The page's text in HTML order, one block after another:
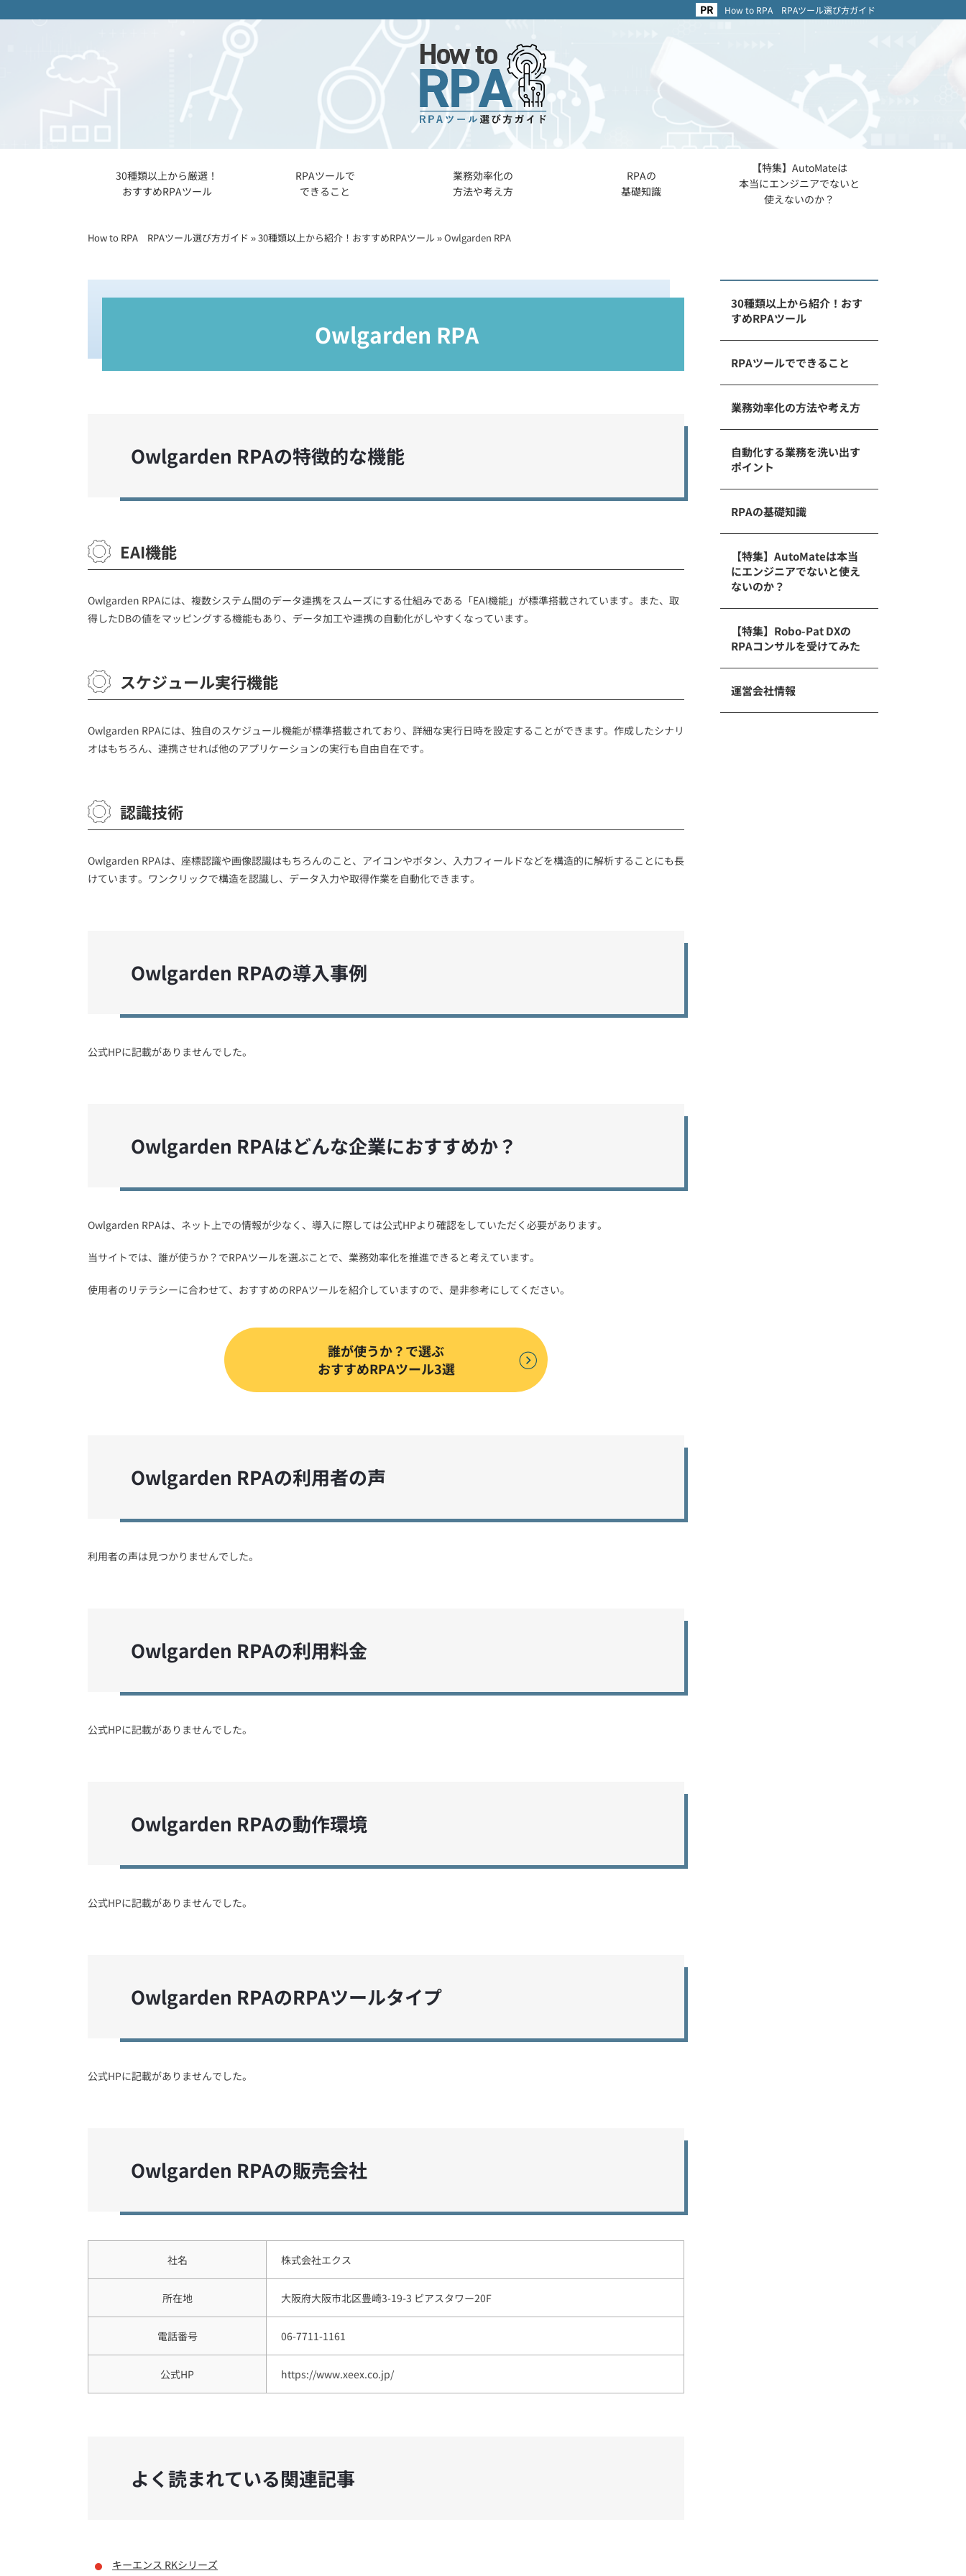
How to RPA RPAツール選び方ガイド
30種類以上から厳選！
おすすめRPAツール
RPAツールで
できること
業務効率化の
方法や考え方
RPAの
基礎知識
【特集】AutoMateは
本当にエンジニアでないと
使えないのか？
How to RPA RPAツール選び方ガイド »30種類以上から紹介！おすすめRPAツール»Owlgarden RPA
Owlgarden RPA
Owlgarden RPAの特徴的な機能
EAI機能
Owlgarden RPAには、複数システム間のデータ連携をスムーズにする仕組みである「EAI機能」が標準搭載されています。また、取
得したDBの値をマッピングする機能もあり、データ加工や連携の自動化がしやすくなっています。
スケジュール実行機能
Owlgarden RPAには、独自のスケジュール機能が標準搭載されており、詳細な実行日時を設定することができます。作成したシナリ
オはもちろん、連携させれば他のアプリケーションの実行も自由自在です。
認識技術
Owlgarden RPAは、座標認識や画像認識はもちろんのこと、アイコンやボタン、入力フィールドなどを構造的に解析することにも長
けています。ワンクリックで構造を認識し、データ入力や取得作業を自動化できます。
Owlgarden RPAの導入事例
公式HPに記載がありませんでした。
Owlgarden RPAはどんな企業におすすめか？
Owlgarden RPAは、ネット上での情報が少なく、導入に際しては公式HPより確認をしていただく必要があります。
当サイトでは、誰が使うか？でRPAツールを選ぶことで、業務効率化を推進できると考えています。
使用者のリテラシーに合わせて、おすすめのRPAツールを紹介していますので、是非参考にしてください。
誰が使うか？で選ぶ
おすすめRPAツール3選
Owlgarden RPAの利用者の声
利用者の声は見つかりませんでした。
Owlgarden RPAの利用料金
公式HPに記載がありませんでした。
Owlgarden RPAの動作環境
公式HPに記載がありませんでした。
Owlgarden RPAのRPAツールタイプ
公式HPに記載がありませんでした。
Owlgarden RPAの販売会社
社名 株式会社エクス
所在地 大阪府大阪市北区豊崎3-19-3 ピアスタワー20F
電話番号 06-7711-1161
公式HP https://www.xeex.co.jp/
よく読まれている関連記事
キーエンス RKシリーズ
30種類以上から紹介！おす
すめRPAツール
RPAツールでできること
業務効率化の方法や考え方
自動化する業務を洗い出す
ポイント
RPAの基礎知識
【特集】AutoMateは本当
にエンジニアでないと使え
ないのか？
【特集】Robo-Pat DXの
RPAコンサルを受けてみた
運営会社情報